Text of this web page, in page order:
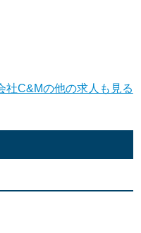
社C&Mの他の求人も見る